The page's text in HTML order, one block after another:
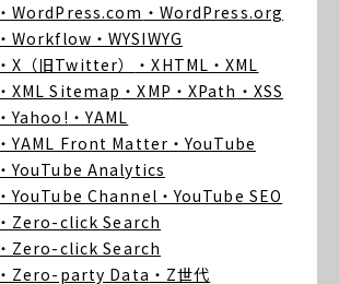
・WordPress.com ・WordPress.org
・Workflow ・WYSIWYG
・X（旧Twitter）
・XHTML ・XML
・XML Sitemap ・XMP ・XPath ・XSS
・Yahoo! ・YAML
・YAML Front Matter ・YouTube
・YouTube Analytics
・YouTube Channel ・YouTube SEO
・Zero-click Search
・Zero-click Search
・Zero-party Data ・Z世代